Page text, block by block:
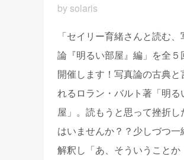
by solaris
「セイリー育緒さんと読む、
論『明るい部屋』編」を全５
開催します！写真論の古典と
れるロラン・バルト著「明る
屋」。読もうと思って挫折し
はいませんか？？少しづつ一
解釈し「あ、そういうことか